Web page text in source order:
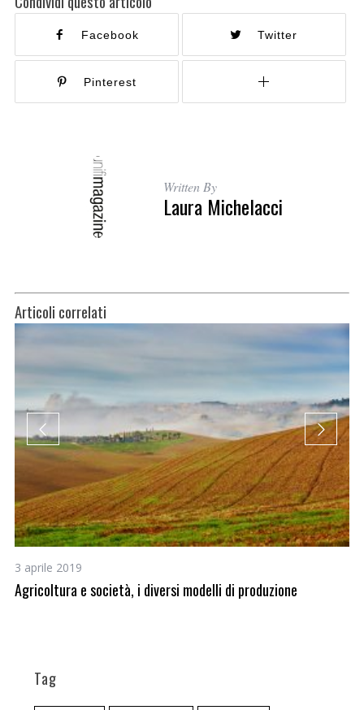
Facebook Twitter
Pinterest
Written By
Laura Michelacci
Articoli correlati
3 aprile 2019
Agricoltura e società, i diversi modelli di produzione
Tag